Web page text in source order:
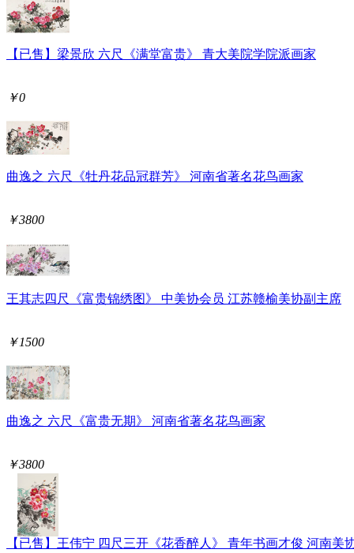
【已售】梁景欣 六尺《满堂富贵》 青大美院学院派画家
￥0
曲逸之 六尺《牡丹花品冠群芳》 河南省著名花鸟画家
￥3800
王其志四尺《富贵锦绣图》 中美协会员 江苏赣榆美协副主席
￥1500
曲逸之 六尺《富贵无期》 河南省著名花鸟画家
￥3800
【已售】王伟宁 四尺三开《花香醉人》 青年书画才俊 河南美